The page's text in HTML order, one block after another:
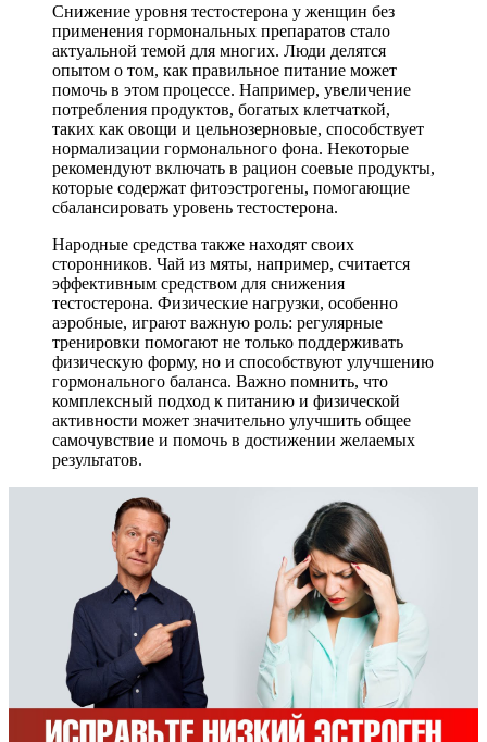
Снижение уровня тестостерона у женщин без
применения гормональных препаратов стало
актуальной темой для многих. Люди делятся
опытом о том, как правильное питание может
помочь в этом процессе. Например, увеличение
потребления продуктов, богатых клетчаткой,
таких как овощи и цельнозерновые, способствует
нормализации гормонального фона. Некоторые
рекомендуют включать в рацион соевые продукты,
которые содержат фитоэстрогены, помогающие
сбалансировать уровень тестостерона.
Народные средства также находят своих
сторонников. Чай из мяты, например, считается
эффективным средством для снижения
тестостерона. Физические нагрузки, особенно
аэробные, играют важную роль: регулярные
тренировки помогают не только поддерживать
физическую форму, но и способствуют улучшению
гормонального баланса. Важно помнить, что
комплексный подход к питанию и физической
активности может значительно улучшить общее
самочувствие и помочь в достижении желаемых
результатов.